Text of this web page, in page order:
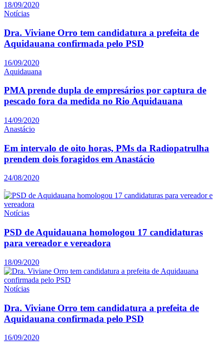
18/09/2020
Notícias
Dra. Viviane Orro tem candidatura a prefeita de
Aquidauana confirmada pelo PSD
16/09/2020
Aquidauana
PMA prende dupla de empresários por captura de
pescado fora da medida no Rio Aquidauana
14/09/2020
Anastácio
Em intervalo de oito horas, PMs da Radiopatrulha
prendem dois foragidos em Anastácio
24/08/2020
Notícias
PSD de Aquidauana homologou 17 candidaturas
para vereador e vereadora
18/09/2020
Notícias
Dra. Viviane Orro tem candidatura a prefeita de
Aquidauana confirmada pelo PSD
16/09/2020